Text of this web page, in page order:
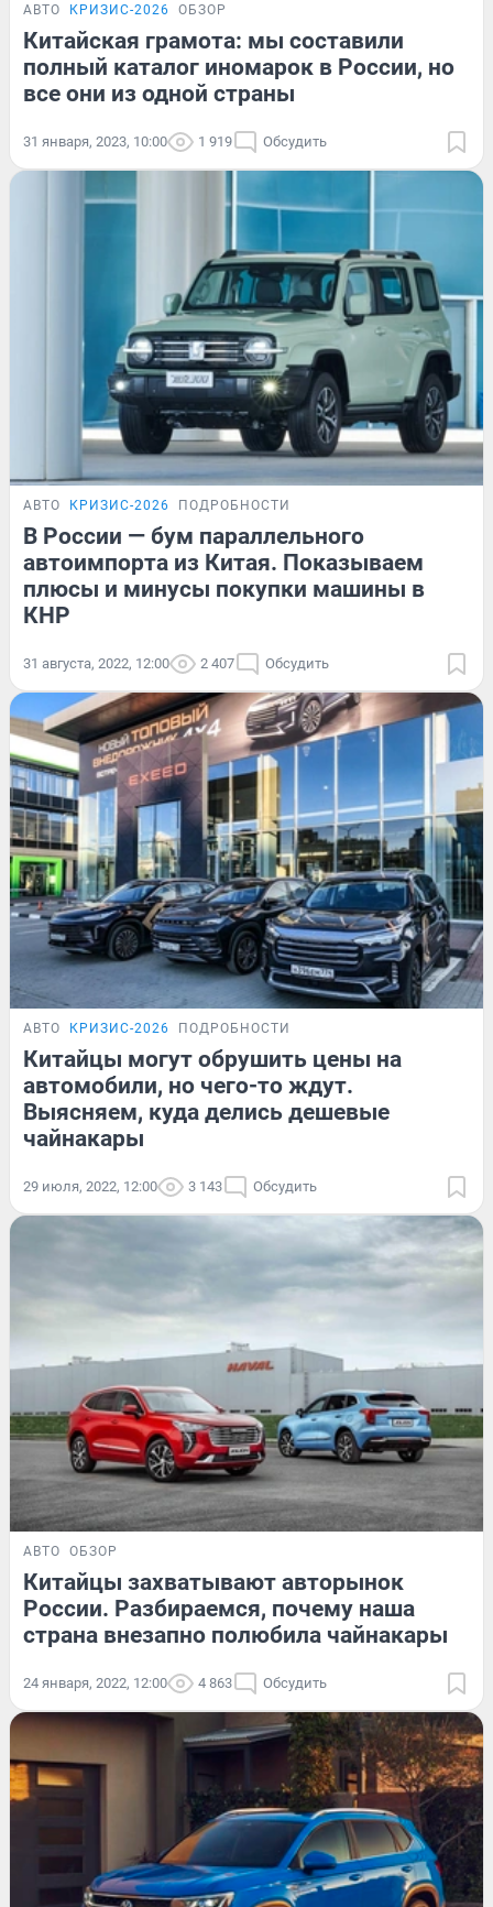
АВТО КРИЗИС-2026 ОБЗОР
Китайская грамота: мы составили
полный каталог иномарок в России, но
все они из одной страны
31 января, 2023, 10:00 1 919 Обсудить
АВТО КРИЗИС-2026 ПОДРОБНОСТИ
В России — бум параллельного
автоимпорта из Китая. Показываем
плюсы и минусы покупки машины в
КНР
31 августа, 2022, 12:00 2 407 Обсудить
АВТО КРИЗИС-2026 ПОДРОБНОСТИ
Китайцы могут обрушить цены на
автомобили, но чего-то ждут.
Выясняем, куда делись дешевые
чайнакары
29 июля, 2022, 12:00 3 143 Обсудить
АВТО ОБЗОР
Китайцы захватывают авторынок
России. Разбираемся, почему наша
страна внезапно полюбила чайнакары
24 января, 2022, 12:00 4 863 Обсудить